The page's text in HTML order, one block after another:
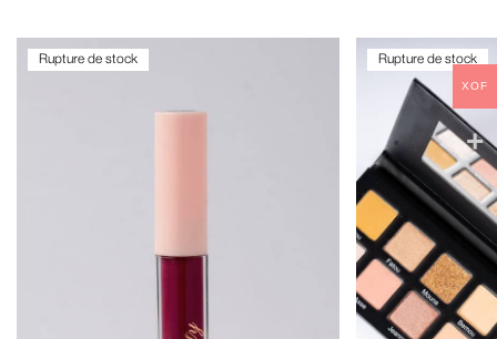
Rupture de stock Rupture de stock
XOF